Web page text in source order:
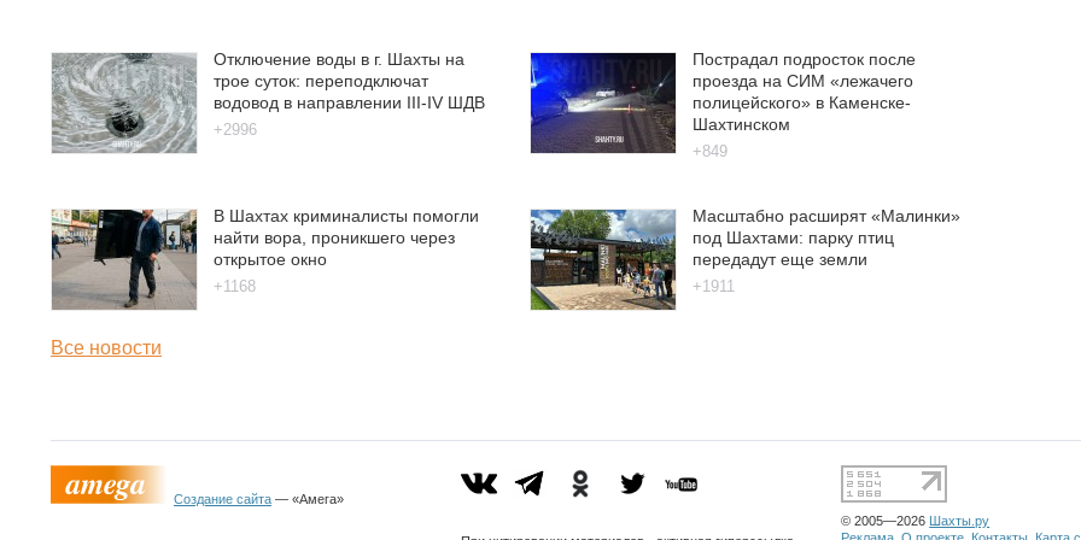
Отключение воды в г. Шахты на
трое суток: переподключат
водовод в направлении III-IV ШДВ
+2996
Пострадал подросток после
проезда на СИМ «лежачего
полицейского» в Каменске-
Шахтинском
+849
В Шахтах криминалисты помогли
найти вора, проникшего через
открытое окно
+1168
Масштабно расширят «Малинки»
под Шахтами: парку птиц
передадут еще земли
+1911
Все новости
Создание сайта — «Амега»
© 2005—2026 Шахты.ру